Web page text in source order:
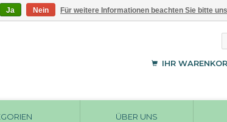
IHR
ÜBER UNS
Ja Nein Für weitere Informationen beachten Sie bitte